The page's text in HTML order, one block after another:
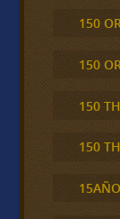
150
150
150
150